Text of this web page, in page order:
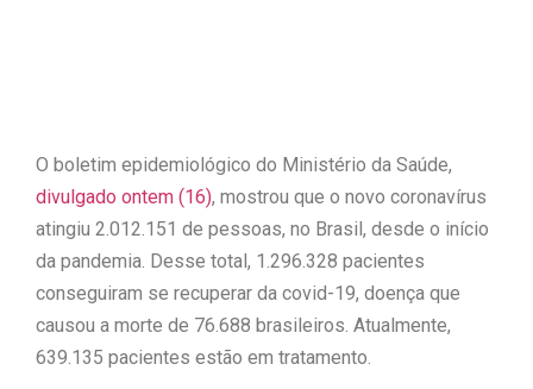
O boletim epidemiológico do Ministério da Saúde,
divulgado ontem (16), mostrou que o novo coronavírus
atingiu 2.012.151 de pessoas, no Brasil, desde o início
da pandemia. Desse total, 1.296.328 pacientes
conseguiram se recuperar da covid-19, doença que
causou a morte de 76.688 brasileiros. Atualmente,
639.135 pacientes estão em tratamento.